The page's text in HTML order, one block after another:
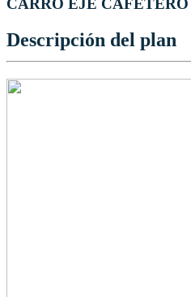
CARRO EJE CAFETERO
Descripción del plan